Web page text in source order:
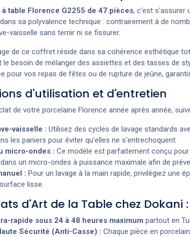
table Florence G2255 de 47 pièces, c'est s'assurer
sa polyvalence technique : contrairement à de
vaisselle sans ternir ni se fissurer.
de ce coffret réside dans sa cohérence esthétique
le besoin de mélanger des assiettes et des tasses de
pour vos repas de fêtes ou de rupture de jeûne,
d'utilisation et d'entretien
de votre porcelaine Florence année après année,
vaisselle : Utilisez des cycles de lavage standards
les paniers pour éviter qu'elles ne s'entrechoquent.
micro-ondes : Ce modèle est parfaitement conçu
un micro-ondes à puissance maximale afin de
: Pour un lavage à la main rapide, privilégiez une
lisse.
d'Art de la Table chez Dokani
rapide sous 24 à 48 heures maximum partout en
Sécurité (Anti-Casse) : Chaque pièce en